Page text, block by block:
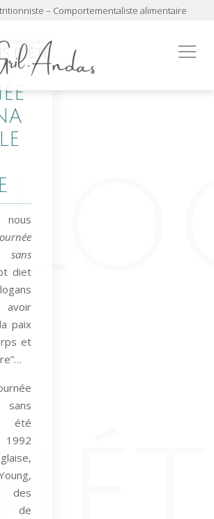
– Comportementaliste alimentaire
sans
diet
paix
et
sans
été
des
de